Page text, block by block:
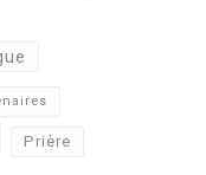
Prière